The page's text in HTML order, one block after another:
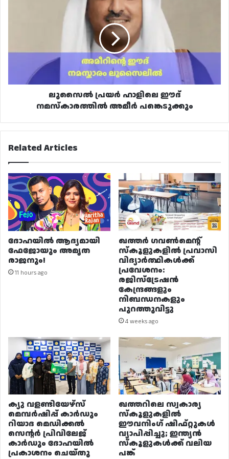
അമീർ
പങ്കെടുക്കും
ലുസൈൽ പ്രയർ ഹാളിലെ ഈദ്
നമസ്കാരത്തിൽ അമീർ പങ്കെടുക്കും
Related Articles
ദോഹയിൽ ആദ്യമായി
ഫേജോയും അമൃത
രാജനും!
11 hours ago
ഖത്തർ ഗവൺമെന്റ്
സ്കൂളുകളിൽ പ്രവാസി
വിദ്യാർത്ഥികൾക്ക്
പ്രവേശനം:
രജിസ്ട്രേഷൻ
കേന്ദ്രങ്ങളും
നിബന്ധനകളും
പുറത്തുവിട്ടു
4 weeks ago
ക്യു വളണ്ടിയേഴ്‌സ്
മെമ്പർഷിപ്പ് കാർഡും
റിയാദ മെഡിക്കൽ
സെന്റർ പ്രിവിലേജ്
കാർഡും ദോഹയിൽ
പ്രകാശനം ചെയ്തു
ഖത്തറിലെ സ്വകാര്യ
സ്കൂളുകളിൽ
ഈവനിംഗ് ഷിഫ്റ്റുകൾ
വ്യാപിപ്പിച്ചു; ഇന്ത്യൻ
സ്കൂളുകൾക്ക് വലിയ
പങ്ക്